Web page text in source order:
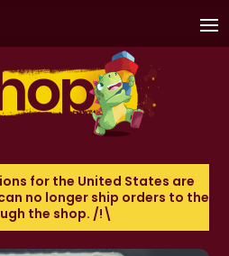
for the United States are
no longer ship orders to the
the shop. /!\